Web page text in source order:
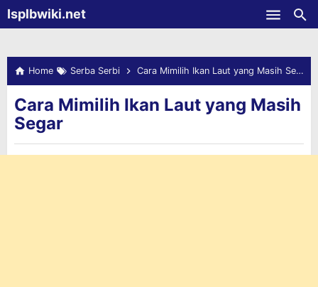
-->Isplbwiki.net
Home Serba Serbi Cara Mimilih Ikan Laut yang Masih Segar
Cara Mimilih Ikan Laut yang Masih
Segar